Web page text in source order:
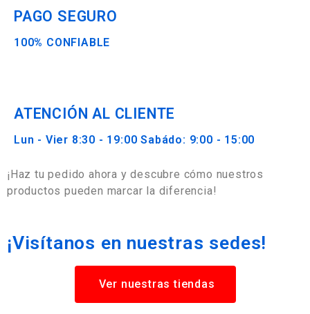
PAGO SEGURO
100% CONFIABLE
ATENCIÓN AL CLIENTE
Lun - Vier 8:30 - 19:00 Sabádo: 9:00 - 15:00
¡Haz tu pedido ahora y descubre cómo nuestros
productos pueden marcar la diferencia!
¡Visítanos en nuestras sedes!
Ver nuestras tiendas